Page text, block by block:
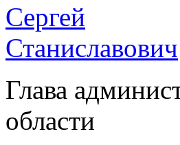
Глава
области